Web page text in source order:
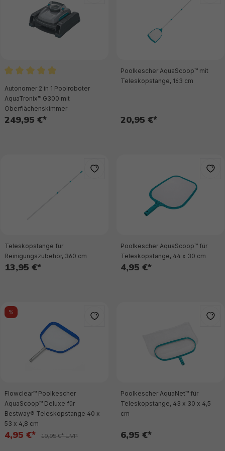
Durchschnittliche Bewertung von 5 von 5 Sternen
Autonomer 2 in 1 Poolroboter
AquaTronix™ G300 mit
Oberflächenskimmer
249,95 €*
Poolkescher AquaScoop™ mit
Teleskopstange, 163 cm
20,95 €*
Teleskopstange für
Reinigungszubehör, 360 cm
13,95 €*
Poolkescher AquaScoop™ für
Teleskopstange, 44 x 30 cm
4,95 €*
%
Flowclear™ Poolkescher
AquaScoop™ Deluxe für
Bestway® Teleskopstange 40 x
53 x 4,8 cm
4,95 €* 19,95 €* UVP
Poolkescher AquaNet™ für
Teleskopstange, 43 x 30 x 4,5
cm
6,95 €*